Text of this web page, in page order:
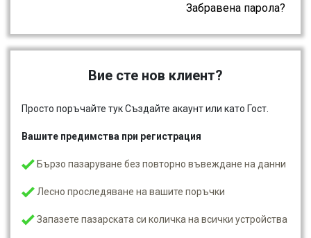
Забравена парола?
Вие сте нов клиент?
Просто поръчайте тук Създайте акаунт или като Гост.
Вашите предимства при регистрация
Бързо пазаруване без повторно въвеждане на данни
Лесно проследяване на вашите поръчки
Запазете пазарската си количка на всички устройства